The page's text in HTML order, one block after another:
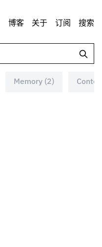
博客 关于 订阅 搜索
Memory (2)